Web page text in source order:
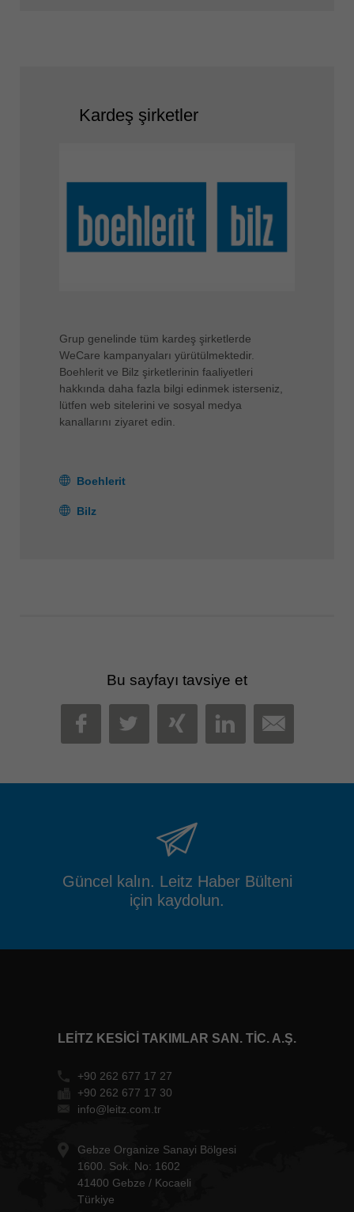
Kardeş şirketler
Grup genelinde tüm kardeş şirketlerde
WeCare kampanyaları yürütülmektedir.
Boehlerit ve Bilz şirketlerinin faaliyetleri
hakkında daha fazla bilgi edinmek isterseniz,
lütfen web sitelerini ve sosyal medya
kanallarını ziyaret edin.
Boehlerit
Bilz
Bu sayfayı tavsiye et
FACEBOOK
TWITTER
XINGLINKEDIN
MAIL
Güncel kalın. Leitz Haber Bülteni
için kaydolun.
LEITZ KESICI TAKIMLAR SAN. TIC. A.Ş.
+90 262 677 17 27
+90 262 677 17 30
info@leitz.com.tr
Gebze Organize Sanayi Bölgesi
1600. Sok. No: 1602
41400 Gebze / Kocaeli
Türkiye